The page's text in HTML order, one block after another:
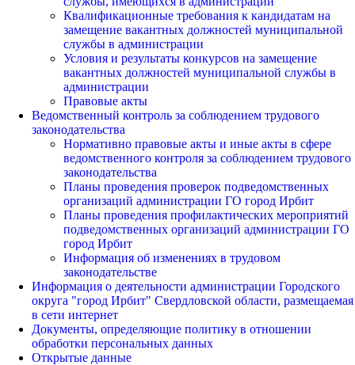
Квалификационные требования к кандидатам на
замещение вакантных должностей муниципальной
службы в администрации
Условия и результаты конкурсов на замещение
вакантных должностей муниципальной службы в
администрации
Правовые акты
Ведомственный контроль за соблюдением трудового
законодательства
Нормативно правовые акты и иные акты в сфере
ведомственного контроля за соблюдением трудового
законодательства
Планы проведения проверок подведомственных
организаций администрации ГО город Ирбит
Планы проведения профилактических мероприятий
подведомственных организаций администрации ГО
город Ирбит
Информация об изменениях в трудовом
законодательстве
Информация о деятельности администрации Городского
округа "город Ирбит" Свердловской области, размещаемая
в сети интернет
Документы, определяющие политику в отношении
обработки персональных данных
Открытые данные